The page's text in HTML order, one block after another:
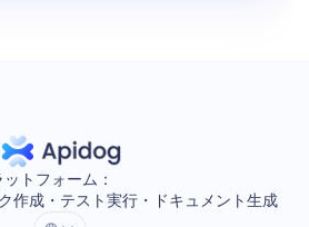
トフォーム：
作成・テスト実行・ドキュメント生成